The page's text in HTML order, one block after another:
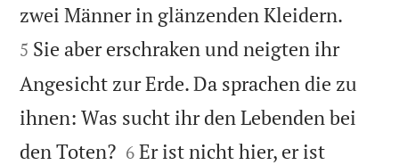
zwei Männer in glänzenden Kleidern.
5 Sie aber erschraken und neigten ihr
Angesicht zur Erde. Da sprachen die zu
ihnen: Was sucht ihr den Lebenden bei
den Toten?
6 Er ist nicht hier, er ist